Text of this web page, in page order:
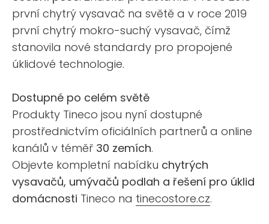
první chytrý vysavač na světě a v roce 2019
první chytrý mokro-suchý vysavač, čímž
stanovila nové standardy pro propojené
úklidové technologie.
Dostupné po celém světě
Produkty Tineco jsou nyní dostupné
prostřednictvím oficiálních partnerů a online
kanálů v téměř 30 zemích.
Objevte kompletní nabídku chytrých
vysavačů, umývačů podlah a řešení pro úklid
domácnosti Tineco na tinecostore.cz.